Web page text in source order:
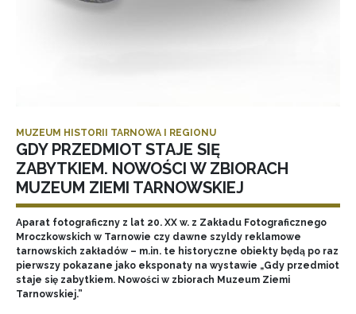
MUZEUM HISTORII TARNOWA I REGIONU
GDY PRZEDMIOT STAJE SIĘ
ZABYTKIEM. NOWOŚCI W ZBIORACH
MUZEUM ZIEMI TARNOWSKIEJ
Aparat fotograficzny z lat 20. XX w. z Zakładu Fotograficznego
Mroczkowskich w Tarnowie czy dawne szyldy reklamowe
tarnowskich zakładów – m.in. te historyczne obiekty będą po raz
pierwszy pokazane jako eksponaty na wystawie „Gdy przedmiot
staje się zabytkiem. Nowości w zbiorach Muzeum Ziemi
Tarnowskiej.”